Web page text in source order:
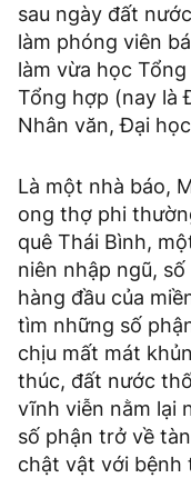
sau ngày đất
làm phóng viên
làm vừa học
Tổng hợp (nay là
Nhân văn, Đại
Là một nhà báo,
ong thợ phi
quê Thái Bình,
niên nhập ngũ,
hàng đầu của
tìm những số
chịu mất mát
thúc, đất nước
vĩnh viễn nằm lại
số phận trở về
chật vật với bệnh